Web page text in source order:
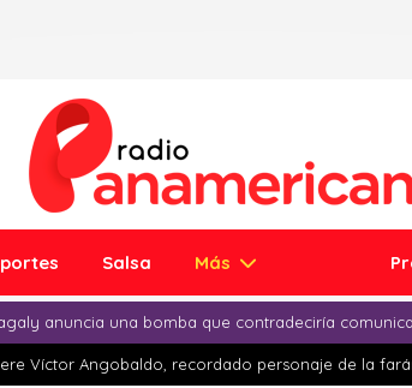
Salsa Más
anuncia una bomba que contradeciría
Víctor Angobaldo, recordado personaje de la